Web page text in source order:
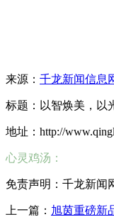
来源： 千龙新闻信息
标题：以智焕美，以
地址：http://
心灵鸡汤：
免责声明：千龙新闻
上一篇： 旭茵重磅新